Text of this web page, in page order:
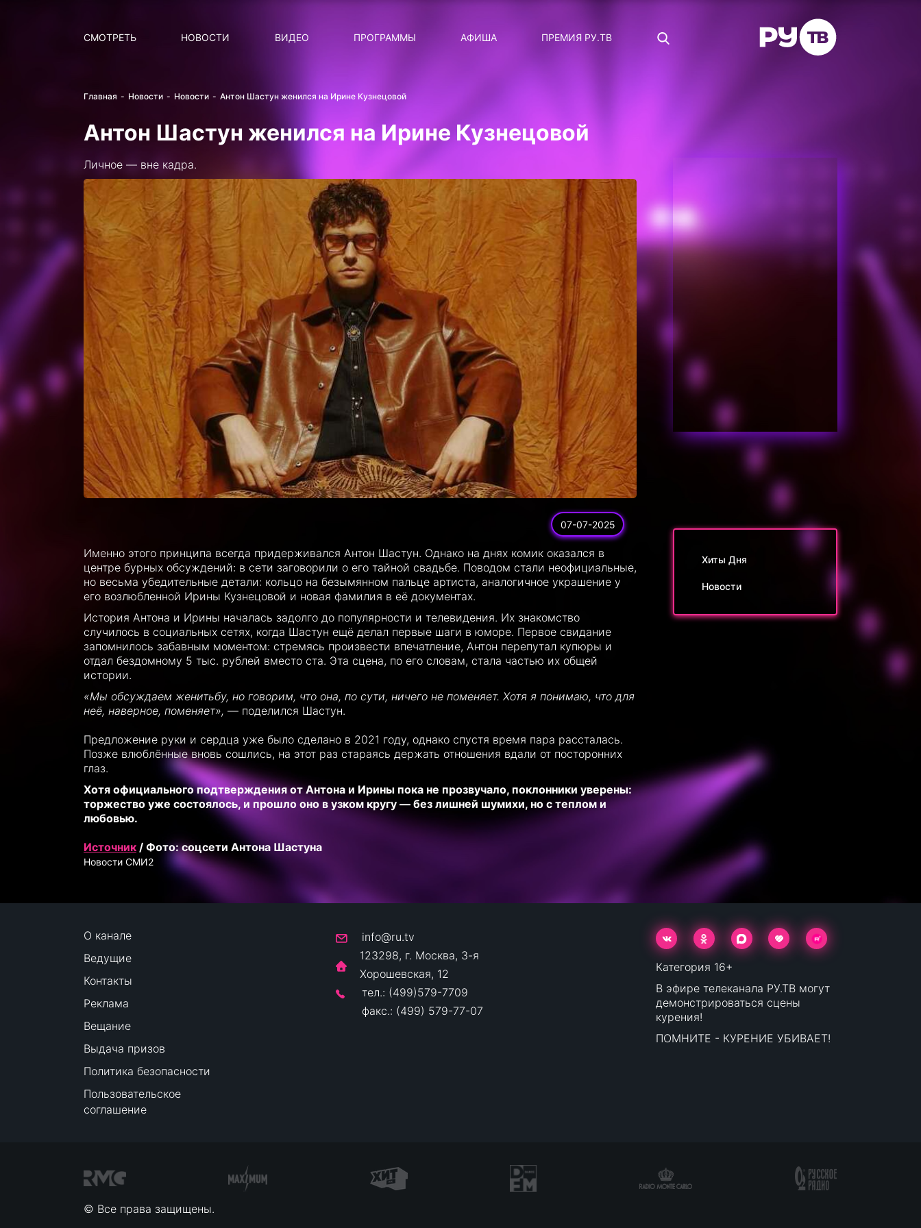
СМОТРЕТЬ НОВОСТИ
ВИДЕО
ПРОГРАММЫ
СТАТУС: В СЕТИ
ЛИЧНЫЙ ВОПРОС
ДОТЯНИСЬ ДО ЗВЁЗД
АФИША ПРЕМИЯ РУ.ТВ
Главная Новости Новости Антон Шастун женился на Ирине Кузнецовой
Антон Шастун женился на Ирине Кузнецовой
Личное — вне кадра.
07-07-2025
Именно этого принципа всегда придерживался Антон Шастун. Однако на днях комик оказался в
центре бурных обсуждений: в сети заговорили о его тайной свадьбе. Поводом стали неофициальные,
но весьма убедительные детали: кольцо на безымянном пальце артиста, аналогичное украшение у
его возлюбленной Ирины Кузнецовой и новая фамилия в её документах.
История Антона и Ирины началась задолго до популярности и телевидения. Их знакомство
случилось в социальных сетях, когда Шастун ещё делал первые шаги в юморе. Первое свидание
запомнилось забавным моментом: стремясь произвести впечатление, Антон перепутал купюры и
отдал бездомному 5 тыс. рублей вместо ста. Эта сцена, по его словам, стала частью их общей
истории.
«Мы обсуждаем женитьбу, но говорим, что она, по сути, ничего не поменяет. Хотя я понимаю, что для
неё, наверное, поменяет», — поделился Шастун.
Предложение руки и сердца уже было сделано в 2021 году, однако спустя время пара рассталась.
Позже влюблённые вновь сошлись, на этот раз стараясь держать отношения вдали от посторонних
глаз.
Хотя официального подтверждения от Антона и Ирины пока не прозвучало, поклонники уверены:
торжество уже состоялось, и прошло оно в узком кругу — без лишней шумихи, но с теплом и
любовью.
Источник / Фото: соцсети Антона Шастуна
Новости СМИ2
Хиты Дня
Новости
О канале
Ведущие
Контакты
Реклама
Вещание
Выдача призов
Политика безопасности
Пользовательское
соглашение
info@ru.tv
123298, г. Москва, 3-я
Хорошевская, 12
тел.: (499)579-7709
факс.: (499) 579-77-07
Категория 16+
В эфире телеканала РУ.ТВ могут
демонстрироваться сцены
курения!
ПОМНИТЕ - КУРЕНИЕ УБИВАЕТ!
© Все права защищены.